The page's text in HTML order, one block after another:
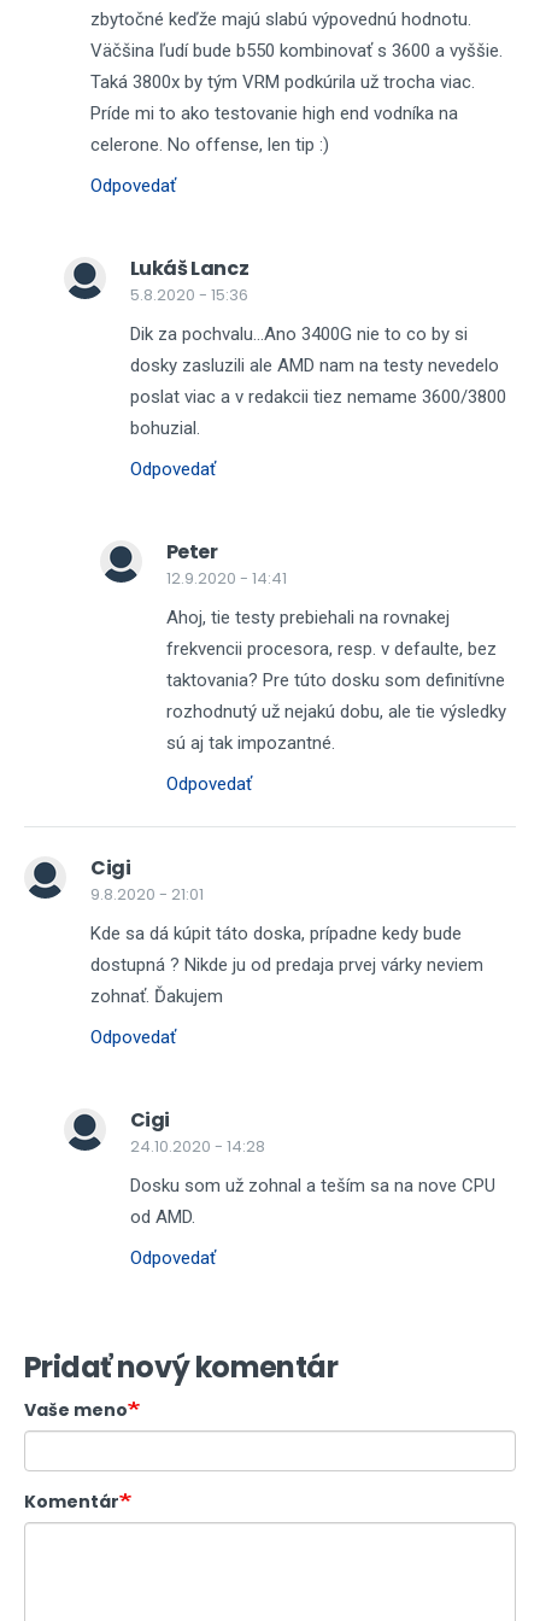
zbytočné keďže majú slabú výpovednú hodnotu.
Väčšina ľudí bude b550 kombinovať s 3600 a vyššie.
Taká 3800x by tým VRM podkúrila už trocha viac.
Príde mi to ako testovanie high end vodníka na
celerone. No offense, len tip :)
Odpovedať
Lukáš Lancz
5.8.2020 - 15:36
Dik za pochvalu...Ano 3400G nie to co by si
dosky zasluzili ale AMD nam na testy nevedelo
poslat viac a v redakcii tiez nemame 3600/3800
bohuzial.
Odpovedať
Peter
12.9.2020 - 14:41
Ahoj, tie testy prebiehali na rovnakej
frekvencii procesora, resp. v defaulte, bez
taktovania? Pre túto dosku som definitívne
rozhodnutý už nejakú dobu, ale tie výsledky
sú aj tak impozantné.
Odpovedať
Cigi
9.8.2020 - 21:01
Kde sa dá kúpit táto doska, prípadne kedy bude
dostupná ? Nikde ju od predaja prvej várky neviem
zohnať. Ďakujem
Odpovedať
Cigi
24.10.2020 - 14:28
Dosku som už zohnal a teším sa na nove CPU
od AMD.
Odpovedať
Pridať nový komentár
Vaše meno
Komentár